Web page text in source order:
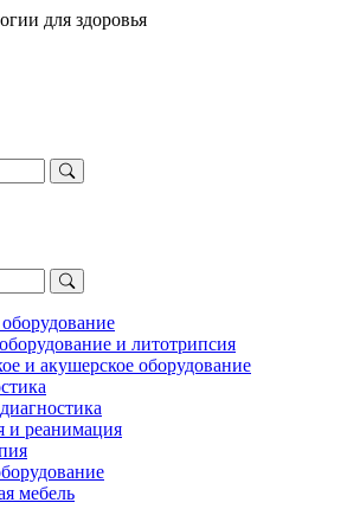
для здоровья
и литотрипсия
и акушерское оборудование
и реанимация
мебель